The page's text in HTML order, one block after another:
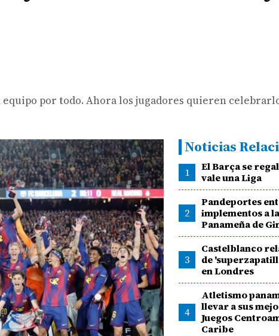
por todo. Ahora los jugadores quieren
Noticias
1
El Barça se
vale una Liga
2
Pandeportes
implementos a
Panameña de
3
Castelblanco
de
en Londres
4
Atletismo
llevar a sus
Juegos
Caribe